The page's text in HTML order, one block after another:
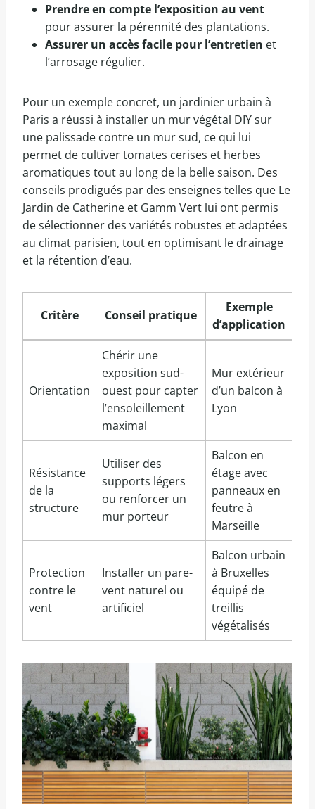
Prendre en compte l’exposition au vent
pour assurer la pérennité des plantations.
Assurer un accès facile pour l’entretien et
l’arrosage régulier.
Pour un exemple concret, un jardinier urbain à
Paris a réussi à installer un mur végétal DIY sur
une palissade contre un mur sud, ce qui lui
permet de cultiver tomates cerises et herbes
aromatiques tout au long de la belle saison. Des
conseils prodigués par des enseignes telles que Le
Jardin de Catherine et Gamm Vert lui ont permis
de sélectionner des variétés robustes et adaptées
au climat parisien, tout en optimisant le drainage
et la rétention d’eau.
Critère Conseil pratique
Exemple
d’application
Orientation
Chérir une
exposition sud-
ouest pour capter
l’ensoleillement
maximal
Mur extérieur
d’un balcon à
Lyon
Résistance
de la
structure
Utiliser des
supports légers
ou renforcer un
mur porteur
Balcon en
étage avec
panneaux en
feutre à
Marseille
Protection
contre le
vent
Installer un pare-
vent naturel ou
artificiel
Balcon urbain
à Bruxelles
équipé de
treillis
végétalisés